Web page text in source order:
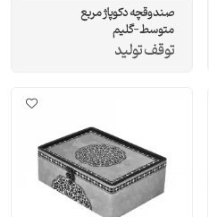
صندوقچه دکوپاژ مربع
متوسط-گلیم
توقف تولید